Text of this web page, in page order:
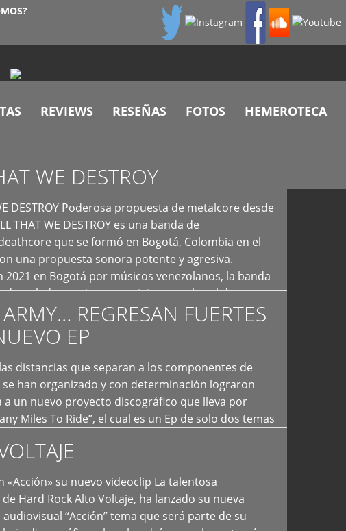
REVIEWS RESEÑAS FOTOS HEMEROTECA
WE DESTROY
DESTROY Poderosa propuesta de metalcore desde
THAT WE DESTROY es una banda de
que se formó en Bogotá, Colombia en el
una propuesta sonora potente y agresiva.
2021 en Bogotá por músicos venezolanos, la banda
demoledores, ritmos vertiginosos y breakdowns
creando […]REGRESAN FUERTES
EP
distancias que separan a los componentes de
se han organizado y con determinación lograron
a un nuevo proyecto discográfico que lleva por
Miles To Ride”, el cual es un Ep de solo dos temas
[…]
«Acción» su nuevo videoclip La talentosa
Hard Rock Alto Voltaje, ha lanzado su nueva
“Acción” tema que será parte de su